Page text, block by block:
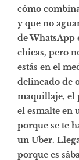
cómo
y que no
de WhatsApp
chicas, pero
estás en el
delineado de
maquillaje, el
el esmalte en
porque se te
un Uber.
porque es